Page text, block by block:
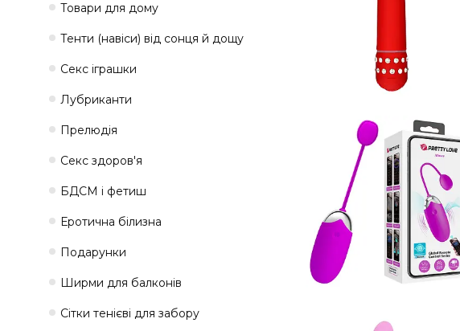
Товари для дому
Тенти (навіси) від сонця й дощу
Секс іграшки
Лубриканти
Прелюдія
Секс здоров'я
БДСМ і фетиш
Еротична білизна
Подарунки
Ширми для балконів
Сітки тенієві для забору